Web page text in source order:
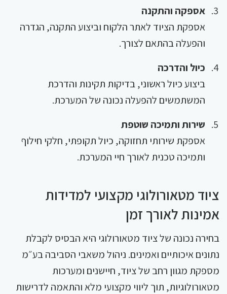
אספקה והתקנה
אספקת הציוד לאתר הלקוח וביצוע התקנה, הגדרה
והפעלה בהתאם לצורך.
כיול והדרכה
ביצוע כיול ראשוני, בדיקות תקינות והדרכת
המשתמשים להפעלה נכונה של המערכת.
שירות ותמיכה שוטפת
אספקת שירותי תחזוקה, כיול תקופתי, חלקי חילוף
ותמיכה טכנית לאורך חיי המערכת.
ציוד מטאורולוגי מקצועי למדידות
אמינות לאורך זמן
בחירה נכונה של ציוד מטאורולוגי היא הבסיס לקבלת
נתונים איכותיים ואמינים. ניהול משאבי הסביבה בע״מ
מספקת מגוון רחב של ציוד, חיישנים ומערכות
מטאורולוגיות, תוך ליווי מקצועי מלא והתאמה לדרישות